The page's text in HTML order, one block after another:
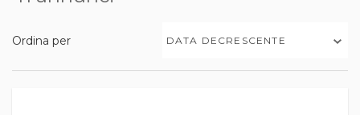
Ordina per DATA DECRESCENTE